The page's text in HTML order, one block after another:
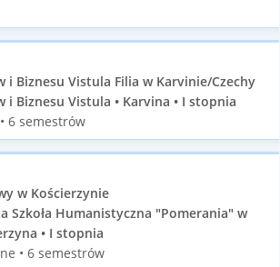
i Biznesu Vistula Filia w Karvinie/Czechy
i Biznesu Vistula • Karvina • I stopnia
6 semestrów
w Kościerzynie
Szkoła Humanistyczna "Pomerania" w
• I stopnia
• 6 semestrów